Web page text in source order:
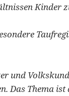
Kinder
und
Das Thema